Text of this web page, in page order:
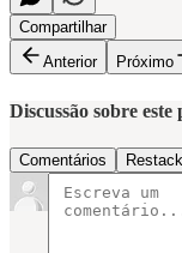
Compartilhar
Anterior
Próximo
Discussão sobre este
Comentários